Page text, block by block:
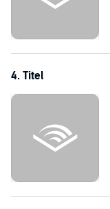
4. Titel